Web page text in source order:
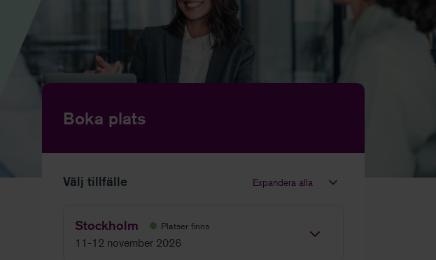
Boka plats
Välj tillfälle Expandera alla
Stockholm Platser finns
11-12 november 2026